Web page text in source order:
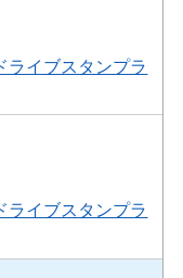
ライブスタンプラ
ライブスタンプラ